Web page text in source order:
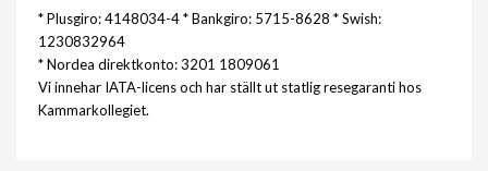
* Plusgiro: 4148034-4 * Bankgiro: 5715-8628 * Swish:
1230832964
* Nordea direktkonto: 3201 1809061
Vi innehar IATA-licens och har ställt ut statlig resegaranti hos
Kammarkollegiet.